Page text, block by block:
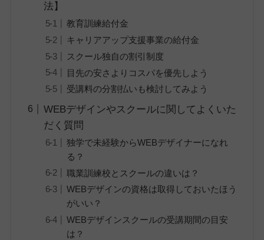
法】
教育訓練給付金
キャリアアップ支援事業の給付金
スクール独自の割引制度
目先の安さよりコスパを優先しよう
受講料の分割払いも検討してみよう
WEBデザインやスクールに関してよくいた
だく質問
独学で未経験からWEBデザイナーになれ
る？
職業訓練校とスクールの違いは？
WEBデザインの資格は取得しておいたほう
がいい？
WEBデザインスクールの受講期間の目安
は？